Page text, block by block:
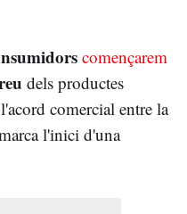
començarem
dels productes
comercial entre la
l'inici d'una